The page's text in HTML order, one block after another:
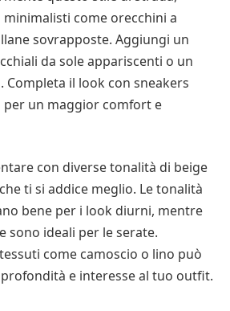
come orecchini a
sovrapposte. Aggiungi un
da sole appariscenti o un
Completa il look con sneakers
per un maggior comfort e
con diverse tonalità di beige
ti si addice meglio. Le tonalità
bene per i look diurni, mentre
sono ideali per le serate.
come camoscio o lino può
e interesse al tuo outfit.